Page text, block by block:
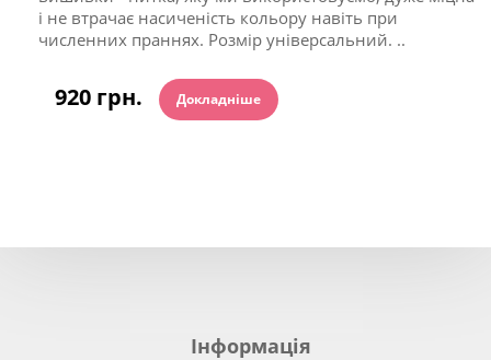
і не втрачає насиченість кольору навіть при
численних праннях. Розмір універсальний. ..
920 грн. Докладніше
Інформація